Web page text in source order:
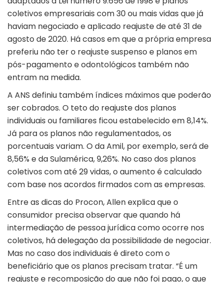
coletivos empresariais com 30 ou mais vidas que já
haviam negociado e aplicado reajuste de até 31 de
agosto de 2020. Há casos em que a própria empresa
preferiu não ter o reajuste suspenso e planos em
pós-pagamento e odontológicos também não
entram na medida.
A ANS definiu também índices máximos que poderão
ser cobrados. O teto do reajuste dos planos
individuais ou familiares ficou estabelecido em 8,14%.
Já para os planos não regulamentados, os
porcentuais variam. O da Amil, por exemplo, será de
8,56% e da Sulamérica, 9,26%. No caso dos planos
coletivos com até 29 vidas, o aumento é calculado
com base nos acordos firmados com as empresas.
Entre as dicas do Procon, Allen explica que o
consumidor precisa observar que quando há
intermediação de pessoa jurídica como ocorre nos
coletivos, há delegação da possibilidade de negociar.
Mas no caso dos individuais é direto com o
beneficiário que os planos precisam tratar. “É um
reajuste e recomposição do que não foi pago, o que